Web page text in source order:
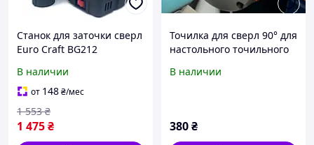
Станок для заточки сверл
Euro Craft BG212
В наличии
от 148₴/мес
1 475₴
1 553 ₴
Точилка для сверл 90° для
настольного точильного
инструмент для заточки
В наличии
380₴